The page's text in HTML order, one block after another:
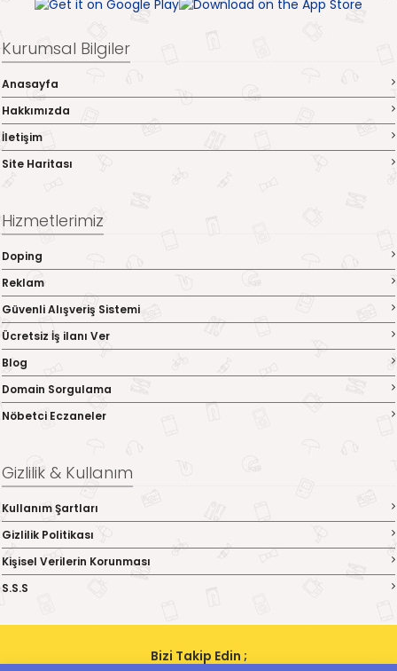
Kurumsal Bilgiler
Anasayfa
Hakkımızda
İletişim
Site Haritası
Hizmetlerimiz
Doping
Reklam
Güvenli Alışveriş Sistemi
Ücretsiz İş ilanı Ver
Blog
Domain Sorgulama
Nöbetci Eczaneler
Gizlilik & Kullanım
Kullanım Şartları
Gizlilik Politikası
Kişisel Verilerin Korunması
S.S.S
Bizi Takip Edin ;